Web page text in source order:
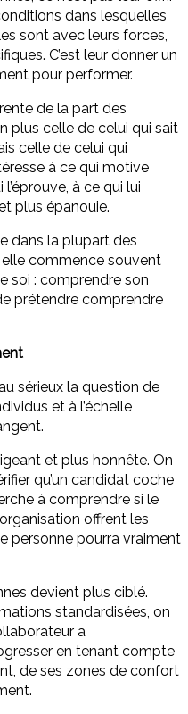
dans lesquelles
sont avec leurs forces,
C’est leur donner un
pour performer.
de la part des
plus celle de celui qui sait
celle de celui qui
à ce qui motive
à ce qui lui
plus épanouie.
dans la plupart des
elle commence souvent
soi : comprendre son
prétendre comprendre
sérieux la question de
et à l’échelle
et plus honnête. On
qu’un candidat coche
à comprendre si le
offrent les
personne pourra vraiment
devient plus ciblé.
standardisées, on
a
en tenant compte
de ses zones de confort